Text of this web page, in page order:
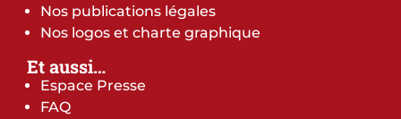
Nos publications légales
Nos logos et charte graphique
Et aussi…
Espace Presse
FAQ